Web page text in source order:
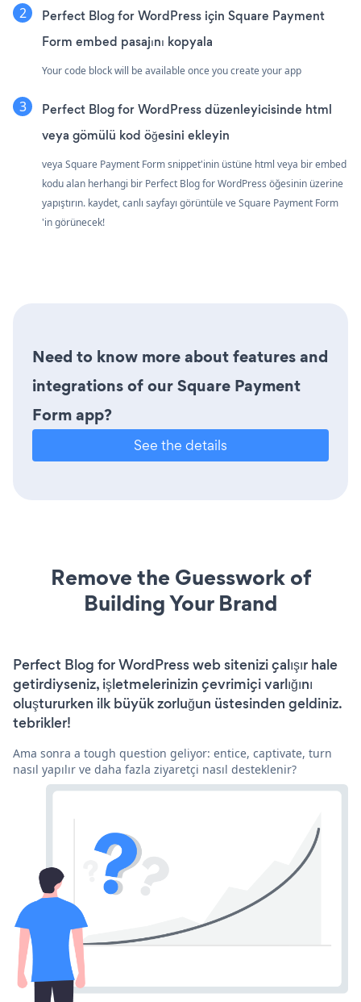
Perfect Blog for WordPress için Square Payment
Form embed pasajını kopyala
Your code block will be available once you create your app
Perfect Blog for WordPress düzenleyicisinde html
veya gömülü kod öğesini ekleyin
veya Square Payment Form snippet'inin üstüne html veya bir embed
kodu alan herhangi bir Perfect Blog for WordPress öğesinin üzerine
yapıştırın. kaydet, canlı sayfayı görüntüle ve Square Payment Form
'in görünecek!
Need to know more about features and
integrations of our Square Payment
Form app?
See the details
Remove the Guesswork of
Building Your Brand
Perfect Blog for WordPress web sitenizi çalışır hale
getirdiyseniz, işletmelerinizin çevrimiçi varlığını
oluştururken ilk büyük zorluğun üstesinden geldiniz.
tebrikler!
Ama sonra a tough question geliyor: entice, captivate, turn
nasıl yapılır ve daha fazla ziyaretçi nasıl desteklenir?